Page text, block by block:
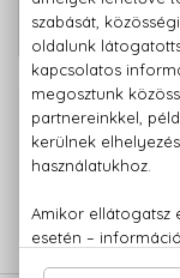
100% eredeti
Kérdésed van,